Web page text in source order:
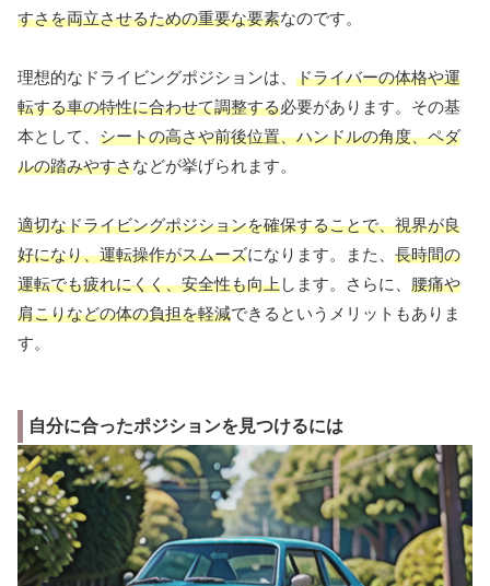
すさを両立させるための重要な要素なのです。
理想的なドライビングポジションは、 ドライバーの体格や運
転する車の特性に合わせて調整する必要があります。その基
本として、 シートの高さや前後位置、ハンドルの角度、ペダ
ルの踏みやすさなどが挙げられます。
適切なドライビングポジションを確保することで、視界が良
好になり、運転操作がスムーズになります。また、 長時間の
運転でも疲れにくく、安全性も向上します。さらに、 腰痛や
肩こりなどの体の負担を軽減できるというメリットもありま
す。
自分に合ったポジションを見つけるには